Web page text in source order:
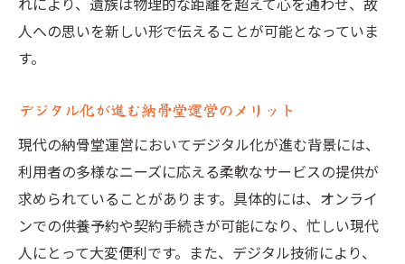
人への思いを新しい形で伝えることが可能となっていま
す。
デジタル化が進む納骨堂運営のメリット
現代の納骨堂運営においてデジタル化が進む背景には、
利用者の多様なニーズに応える柔軟なサービスの提供が
求められていることがあります。具体的には、オンライ
ンでの供養予約や契約手続きが可能になり、忙しい現代
人にとって大変便利です。また、デジタル技術により、